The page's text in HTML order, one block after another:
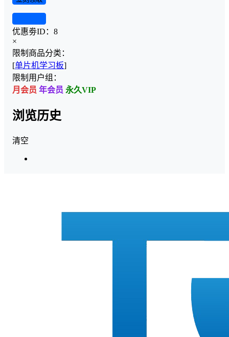
优惠劵ID： 8
×
限制商品分类：
[单片机学习板]
限制用户组：
月会员 年会员 永久VIP
浏览历史
清空